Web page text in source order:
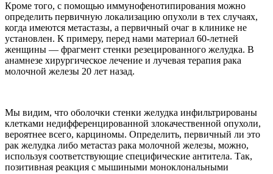
Кроме того, с помощью иммунофенотипирования можно
определить первичную локализацию опухоли в тех случаях,
когда имеются метастазы, а первичный очаг в клинике не
установлен. К примеру, перед нами материал 60-летней
женщины — фрагмент стенки резецированного желудка. В
анамнезе хирургическое лечение и лучевая терапия рака
молочной железы 20 лет назад.
Мы видим, что оболочки стенки желудка инфильтрированы
клетками недифференцированной злокачественной опухоли,
вероятнее всего, карциномы. Определить, первичный ли это
рак желудка либо метастаз рака молочной железы, можно,
используя соответствующие специфические антитела. Так,
позитивная реакция с мышиными моноклональными